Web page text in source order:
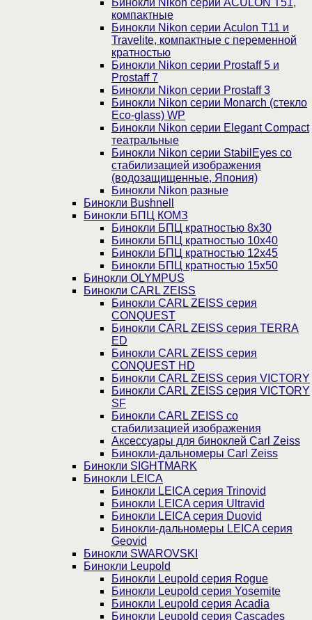
Бинокли Nikon серии ACULON Т51,
компактные
Бинокли Nikon серии Aculon T11 и
Travelite, компактные с переменной
кратностью
Бинокли Nikon серии Prostaff 5 и
Prostaff 7
Бинокли Nikon серии Prostaff 3
Бинокли Nikon серии Monarch (стекло
Eco-glass) WP
Бинокли Nikon серии Elegant Compact
театральные
Бинокли Nikon серии StabilEyes со
стабилизацией изображения
(водозащищенные, Япония)
Бинокли Nikon разные
Бинокли Bushnell
Бинокли БПЦ КОМЗ
Бинокли БПЦ кратностью 8х30
Бинокли БПЦ кратностью 10х40
Бинокли БПЦ кратностью 12х45
Бинокли БПЦ кратностью 15х50
Бинокли OLYMPUS
Бинокли CARL ZEISS
Бинокли CARL ZEISS серия
CONQUEST
Бинокли CARL ZEISS серия TERRA
ED
Бинокли CARL ZEISS серия
CONQUEST HD
Бинокли CARL ZEISS серия VICTORY
Бинокли CARL ZEISS серия VICTORY
SF
Бинокли CARL ZEISS со
стабилизацией изображения
Аксессуары для биноклей Carl Zeiss
Бинокли-дальномеры Carl Zeiss
Бинокли SIGHTMARK
Бинокли LEICA
Бинокли LEICA серия Trinovid
Бинокли LEICA серия Ultravid
Бинокли LEICA серия Duovid
Бинокли-дальномеры LEICA серия
Geovid
Бинокли SWAROVSKI
Бинокли Leupold
Бинокли Leupold серия Rogue
Бинокли Leupold серия Yosemite
Бинокли Leupold серия Acadia
Бинокли Leupold серия Cascades